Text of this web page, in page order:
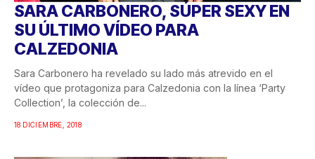
SARA CARBONERO, SÚPER SEXY EN
SU ÚLTIMO VÍDEO PARA
CALZEDONIA
Sara Carbonero ha revelado su lado más atrevido en el
vídeo que protagoniza para Calzedonia con la línea ‘Party
Collection’, la colección de...
18 DICIEMBRE, 2018